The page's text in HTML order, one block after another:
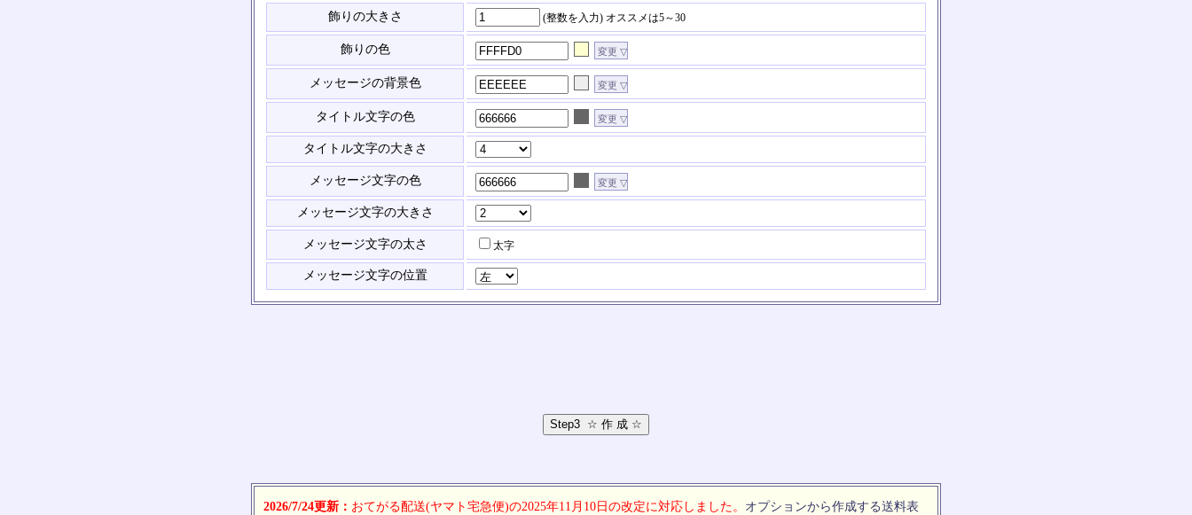
飾りの大きさ (整数を入力) オススメは5～30
飾りの色
メッセージの背景色
タイトル文字の色
タイトル文字の大きさ
メッセージ文字の色
メッセージ文字の大きさ
メッセージ文字の太さ 太字
メッセージ文字の位置
2026/7/24更新： おてがる配送(ヤマト宅急便)の2025年11月10日の改定に対応しました。 オプションから作成する送料表